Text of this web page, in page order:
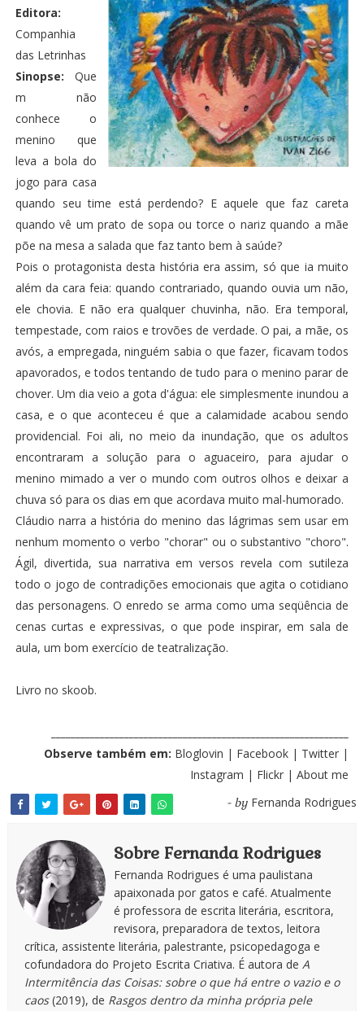
Editora:
Companhia
das Letrinhas
Sinopse: Que
m não
conhece o
menino que
leva a bola do
jogo para casa
quando seu time está perdendo? E aquele que faz careta
quando vê um prato de sopa ou torce o nariz quando a mãe
põe na mesa a salada que faz tanto bem à saúde?
Pois o protagonista desta história era assim, só que ia muito
além da cara feia: quando contrariado, quando ouvia um não,
ele chovia. E não era qualquer chuvinha, não. Era temporal,
tempestade, com raios e trovões de verdade. O pai, a mãe, os
avós, a empregada, ninguém sabia o que fazer, ficavam todos
apavorados, e todos tentando de tudo para o menino parar de
chover. Um dia veio a gota d'água: ele simplesmente inundou a
casa, e o que aconteceu é que a calamidade acabou sendo
providencial. Foi ali, no meio da inundação, que os adultos
encontraram a solução para o aguaceiro, para ajudar o
menino mimado a ver o mundo com outros olhos e deixar a
chuva só para os dias em que acordava muito mal-humorado.
Cláudio narra a história do menino das lágrimas sem usar em
nenhum momento o verbo "chorar" ou o substantivo "choro".
Ágil, divertida, sua narrativa em versos revela com sutileza
todo o jogo de contradições emocionais que agita o cotidiano
das personagens. O enredo se arma como uma seqüência de
cenas curtas e expressivas, o que pode inspirar, em sala de
aula, um bom exercício de teatralização.
Livro no skoob.
Observe também em: Bloglovin | Facebook | Twitter |
Instagram | Flickr |About me
- by Fernanda Rodrigues
Sobre Fernanda Rodrigues
Fernanda Rodrigues é uma paulistana
apaixonada por gatos e café. Atualmente
é professora de escrita literária, escritora,
revisora, preparadora de textos, leitora
crítica, assistente literária, palestrante, psicopedagoga e
cofundadora do Projeto Escrita Criativa. É autora de A
Intermitência das Coisas: sobre o que há entre o vazio e o
caos(2019), de Rasgos dentro da minha própria pele